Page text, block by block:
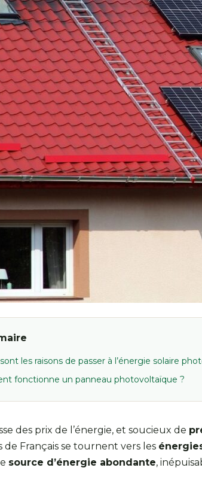
les raisons de passer à l’énergie solaire
fonctionne un panneau photovoltaïque ?
des prix de l’énergie, et soucieux de
de Français se tournent vers les
source d’énergie abondante,